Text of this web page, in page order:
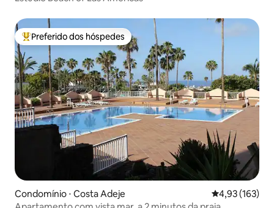
Entre os melhores preferidos dos hóspedes
Preferido dos hóspedes
Condomínio ⋅ Costa Adeje 4,93 de uma
4,93 (163)